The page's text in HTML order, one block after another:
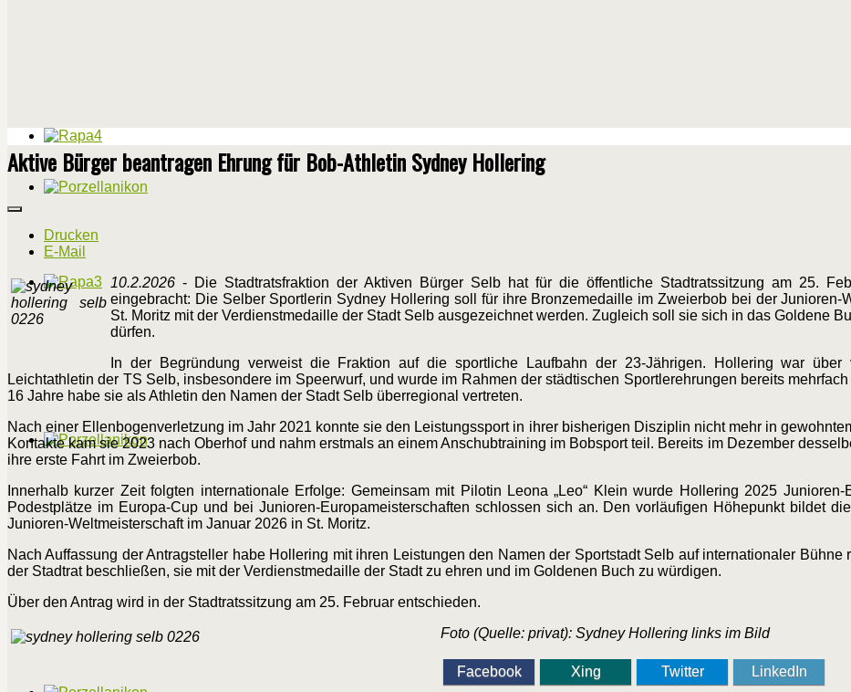
Aktive Bürger beantragen Ehrung für Bob-Athletin Sydney Hollering
Drucken
E-Mail
10.2.2026 - Die Stadtratsfraktion der Aktiven Bürger Selb hat für die öffentliche Stadtratssitzung am 25.
eingebracht: Die Selber Sportlerin Sydney Hollering soll für ihre Bronzemedaille im Zweierbob bei der Junioren-
St. Moritz mit der Verdienstmedaille der Stadt Selb ausgezeichnet werden. Zugleich soll sie sich in das Goldene
dürfen.
In der Begründung verweist die Fraktion auf die sportliche Laufbahn der 23-Jährigen. Hollering war über
Leichtathletin der TS Selb, insbesondere im Speerwurf, und wurde im Rahmen der städtischen Sportlerehrungen bereits
16 Jahre habe sie als Athletin den Namen der Stadt Selb überregional vertreten.
Nach einer Ellenbogenverletzung im Jahr 2021 konnte sie den Leistungssport in ihrer bisherigen Disziplin nicht mehr in
Kontakte kam sie 2023 nach Oberhof und nahm erstmals an einem Anschubtraining im Bobsport teil. Bereits im Dezember
ihre erste Fahrt im Zweierbob.
Innerhalb kurzer Zeit folgten internationale Erfolge: Gemeinsam mit Pilotin Leona „Leo“ Klein wurde Hollering 2025 Junioren-
Podestplätze im Europa-Cup und bei Junioren-Europameisterschaften schlossen sich an. Den vorläufigen Höhepunkt bildet
Junioren-Weltmeisterschaft im Januar 2026 in St. Moritz.
Nach Auffassung der Antragsteller habe Hollering mit ihren Leistungen den Namen der Sportstadt Selb auf internationaler Bühne
der Stadtrat beschließen, sie mit der Verdienstmedaille der Stadt zu ehren und im Goldenen Buch zu würdigen.
Über den Antrag wird in der Stadtratssitzung am 25. Februar entschieden.
Foto (Quelle: privat): Sydney Hollering links im Bild
Facebook Xing Twitter LinkedIn